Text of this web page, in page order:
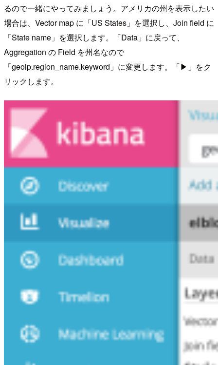
るので一緒にやってみましょう。アメリカの州を表示したい
場合は、Vector map に「US States」を選択し、Join field に
「State name」を選択します。「Data」に戻って、
Aggregation の Field を州名なので
「geoip.region_name.keyword」に変更します。「▶」をク
リックします。